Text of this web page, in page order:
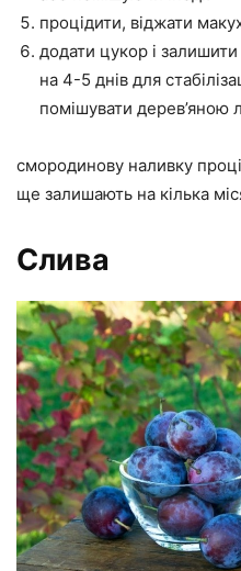
процідити, віджати
додати цукор і
на 4-5 днів для
помішувати дерев’яною
смородинову наливку
ще залишають на кілька
Слива